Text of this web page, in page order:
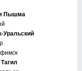
Пышма
Уральский